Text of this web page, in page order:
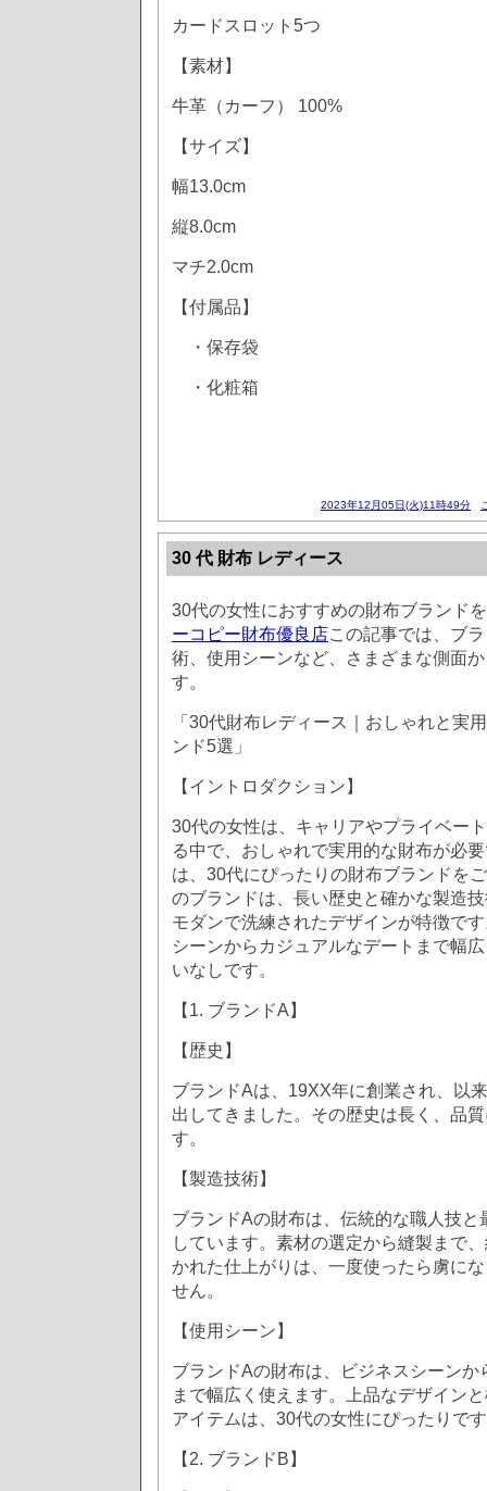
カードスロット5つ
【素材】
牛革（カーフ） 100%
【サイズ】
幅13.0cm
縦8.0cm
マチ2.0cm
【付属品】
・保存袋
・化粧箱
2023年12月05日(火)11時49分
30 代 財布 レディース
30代の女性におすすめの財布ブランド
ーコピー財布優良店この記事では、ブ
術、使用シーンなど、さまざまな側面
す。
「30代財布レディース｜おしゃれと実
ンド5選」
【イントロダクション】
30代の女性は、キャリアやプライベー
る中で、おしゃれで実用的な財布が必
は、30代にぴったりの財布ブランドを
のブランドは、長い歴史と確かな製造
モダンで洗練されたデザインが特徴で
シーンからカジュアルなデートまで幅
いなしです。
【1. ブランドA】
【歴史】
ブランドAは、19XX年に創業され、以
出してきました。その歴史は長く、品
す。
【製造技術】
ブランドAの財布は、伝統的な職人技と
しています。素材の選定から縫製まで
かれた仕上がりは、一度使ったら虜に
せん。
【使用シーン】
ブランドAの財布は、ビジネスシーンか
まで幅広く使えます。上品なデザイン
アイテムは、30代の女性にぴったりで
【2. ブランドB】